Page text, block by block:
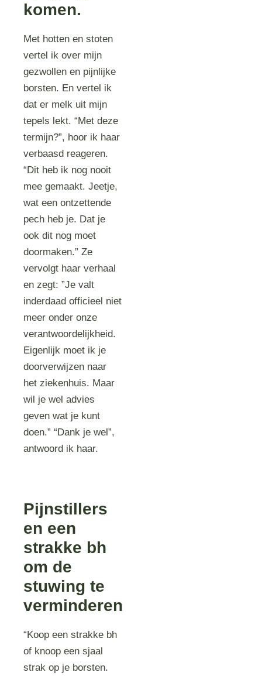
komen.
Met hotten en stoten
vertel ik over mijn
gezwollen en pijnlijke
borsten. En vertel ik
dat er melk uit mijn
tepels lekt. “Met deze
termijn?”, hoor ik haar
verbaasd reageren.
“Dit heb ik nog nooit
mee gemaakt. Jeetje,
wat een ontzettende
pech heb je. Dat je
ook dit nog moet
doormaken.” Ze
vervolgt haar verhaal
en zegt: ”Je valt
inderdaad officieel niet
meer onder onze
verantwoordelijkheid.
Eigenlijk moet ik je
doorverwijzen naar
het ziekenhuis. Maar
wil je wel advies
geven wat je kunt
doen.” “Dank je wel”,
antwoord ik haar.
Pijnstillers
en een
strakke bh
om de
stuwing te
verminderen
“Koop een strakke bh
of knoop een sjaal
strak op je borsten.